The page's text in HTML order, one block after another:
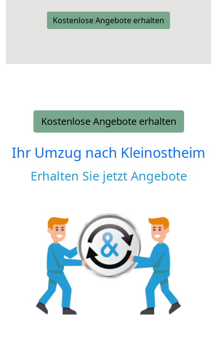
Kostenlose Angebote erhalten
Kostenlose Angebote erhalten
Ihr Umzug nach Kleinostheim
Erhalten Sie jetzt Angebote